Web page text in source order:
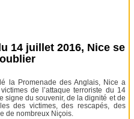
14 juillet 2016, Nice se
la Promenade des Anglais, Nice a
de l’attaque terroriste du 14
signe du souvenir, de la dignité et de
des victimes, des rescapés, des
de nombreux Niçois.